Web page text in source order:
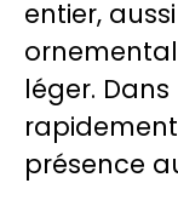
entier,
léger.
présence